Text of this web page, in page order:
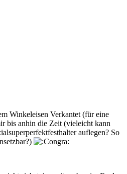
Winkeleisen Verkantet (für eine
bis anhin die Zeit (vieleicht kann
auflegen? So